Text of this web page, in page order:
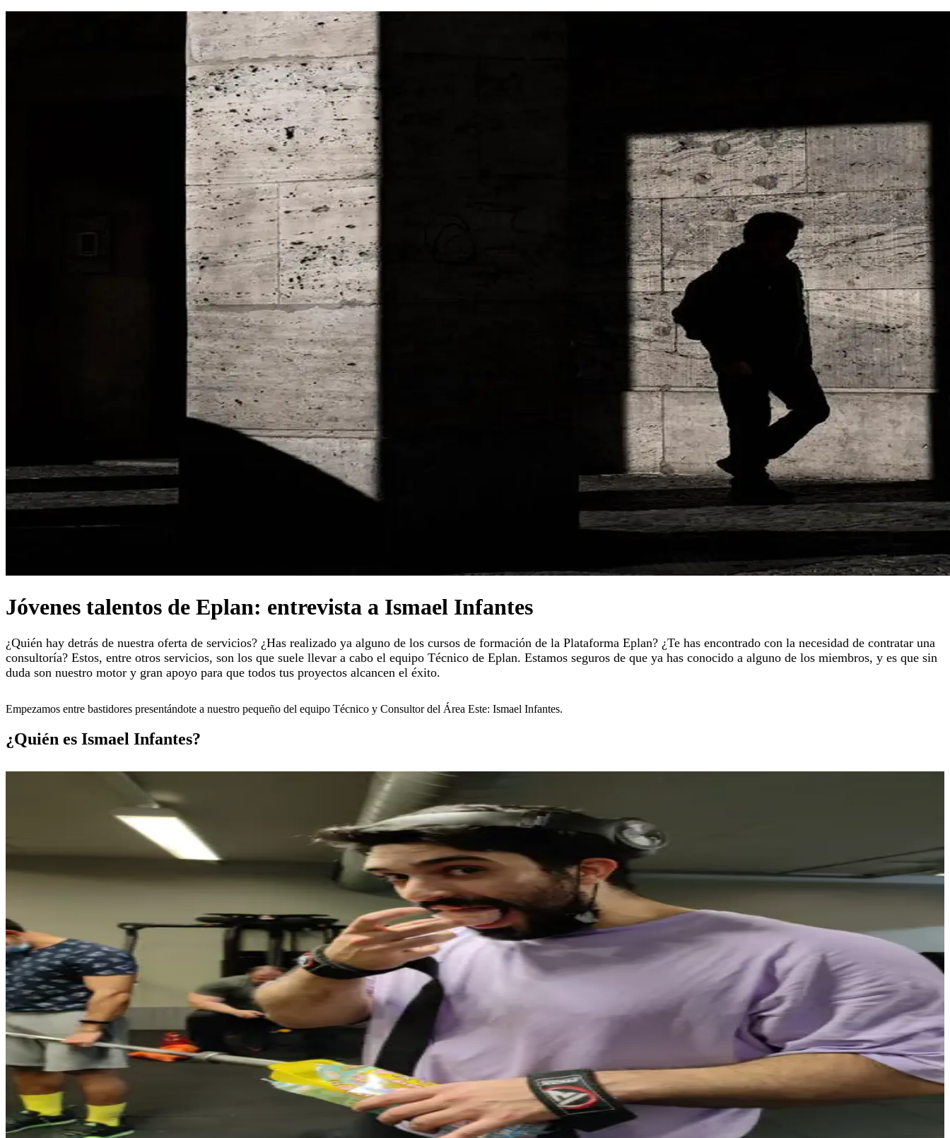
Jóvenes talentos de Eplan: entrevista a Ismael Infantes
¿Quién hay detrás de nuestra oferta de servicios? ¿Has realizado ya alguno de los cursos de formación de la Plataforma Eplan? ¿Te has encontrado con la necesidad de contratar una
consultoría? Estos, entre otros servicios, son los que suele llevar a cabo el equipo Técnico de Eplan. Estamos seguros de que ya has conocido a alguno de los miembros, y es que sin
duda son nuestro motor y gran apoyo para que todos tus proyectos alcancen el éxito.
Empezamos entre bastidores presentándote a nuestro pequeño del equipo Técnico y Consultor del Área Este: Ismael Infantes.
¿Quién es Ismael Infantes?